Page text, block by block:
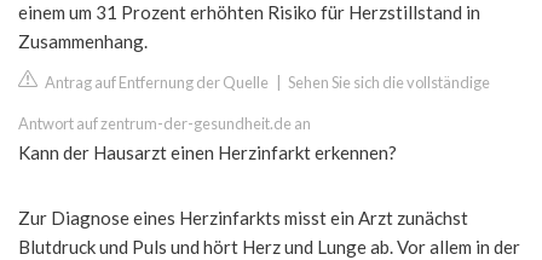
einem um 31 Prozent erhöhten Risiko für Herzstillstand in
Zusammenhang.
Antrag auf Entfernung der Quelle Sehen Sie sich die vollständige
Antwort auf zentrum-der-gesundheit.de an
Kann der Hausarzt einen Herzinfarkt erkennen?
Zur Diagnose eines Herzinfarkts misst ein Arzt zunächst
Blutdruck und Puls und hört Herz und Lunge ab. Vor allem in der